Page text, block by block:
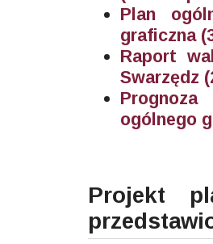
Plan
graficzna
Raport
Swarzędz
ogólnego
Projekt